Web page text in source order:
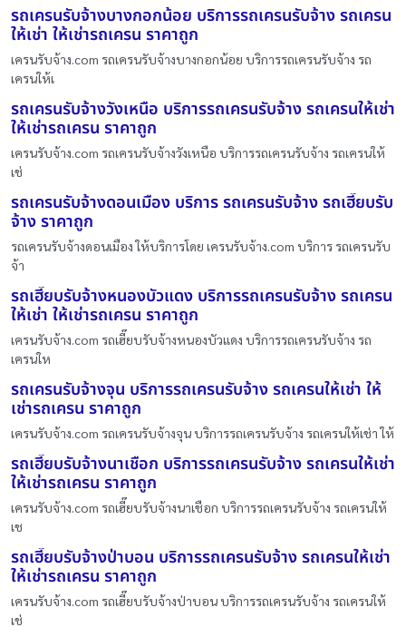
รถเครนรับจ้างบางกอกน้อย บริการรถเครนรับจ้าง รถเครน
ให้เช่า ให้เช่ารถเครน ราคาถูก
เครนรับจ้าง.com รถเครนรับจ้างบางกอกน้อย บริการรถเครนรับจ้าง รถ
เครนให้เ
รถเครนรับจ้างวังเหนือ บริการรถเครนรับจ้าง รถเครนให้เช่า
ให้เช่ารถเครน ราคาถูก
เครนรับจ้าง.com รถเครนรับจ้างวังเหนือ บริการรถเครนรับจ้าง รถเครนให้
เช่
รถเครนรับจ้างดอนเมือง บริการ รถเครนรับจ้าง รถเฮี๊ยบรับ
จ้าง ราคาถูก
รถเครนรับจ้างดอนเมือง ให้บริการโดย เครนรับจ้าง.com บริการ รถเครนรับ
จ้า
รถเฮี๊ยบรับจ้างหนองบัวแดง บริการรถเครนรับจ้าง รถเครน
ให้เช่า ให้เช่ารถเครน ราคาถูก
เครนรับจ้าง.com รถเฮี๊ยบรับจ้างหนองบัวแดง บริการรถเครนรับจ้าง รถ
เครนให
รถเครนรับจ้างจุน บริการรถเครนรับจ้าง รถเครนให้เช่า ให้
เช่ารถเครน ราคาถูก
เครนรับจ้าง.com รถเครนรับจ้างจุน บริการรถเครนรับจ้าง รถเครนให้เช่า ให้
รถเฮี๊ยบรับจ้างนาเชือก บริการรถเครนรับจ้าง รถเครนให้เช่า
ให้เช่ารถเครน ราคาถูก
เครนรับจ้าง.com รถเฮี๊ยบรับจ้างนาเชือก บริการรถเครนรับจ้าง รถเครนให้
เช
รถเฮี๊ยบรับจ้างป่าบอน บริการรถเครนรับจ้าง รถเครนให้เช่า
ให้เช่ารถเครน ราคาถูก
เครนรับจ้าง.com รถเฮี๊ยบรับจ้างป่าบอน บริการรถเครนรับจ้าง รถเครนให้
เช่